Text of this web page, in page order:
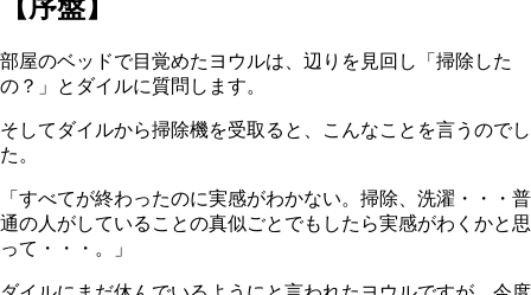
【序盤】
部屋のベッドで目覚めたヨウルは、辺りを見回し「掃除した
の？」とダイルに質問します。
そしてダイルから掃除機を受取ると、こんなことを言うのでし
た。
「すべてが終わったのに実感がわかない。掃除、洗濯・・・普
通の人がしていることの真似ごとでもしたら実感がわくかと思
って・・・。」